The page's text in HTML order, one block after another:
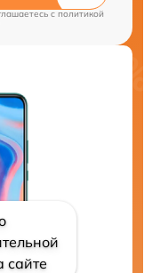
cполитикой
сайте